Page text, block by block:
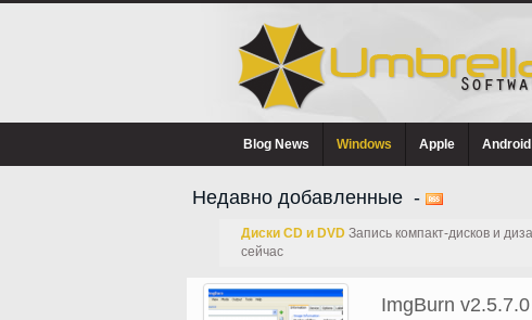
Blog News Windows Apple Android
Недавно добавленные -
Диски CD и DVD Запись компакт-дисков и
сейчас
ImgBurn v2.5.7.0